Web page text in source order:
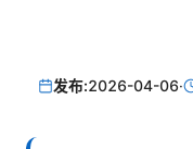
发布:2026-04-06·